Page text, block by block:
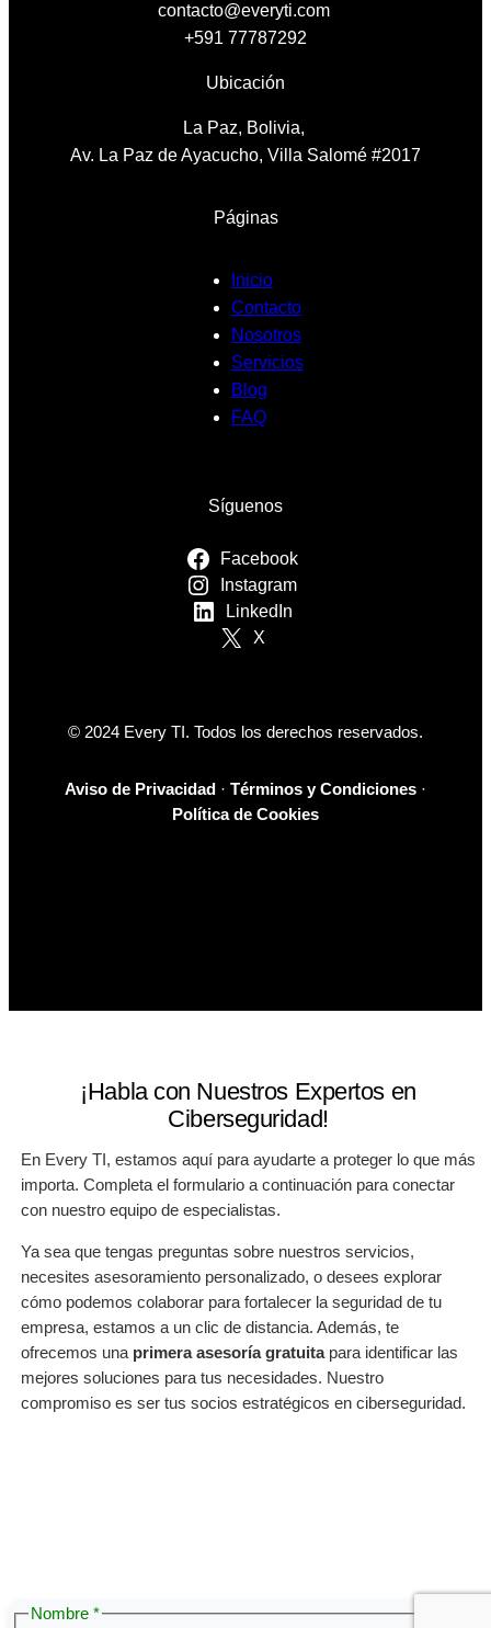
contacto@everyti.com
+591 77787292
Ubicación
La Paz, Bolivia,
Av. La Paz de Ayacucho, Villa Salomé #2017
Páginas
Inicio
Contacto
Nosotros
Servicios
Blog
FAQ
Síguenos
Facebook
Instagram
LinkedIn
X
© 2024 Every TI. Todos los derechos reservados.
Aviso de Privacidad · Términos y Condiciones ·
Política de Cookies
¡Habla con Nuestros Expertos en
Ciberseguridad!
En Every TI, estamos aquí para ayudarte a proteger lo que más
importa. Completa el formulario a continuación para conectar
con nuestro equipo de especialistas.
Ya sea que tengas preguntas sobre nuestros servicios,
necesites asesoramiento personalizado, o desees explorar
cómo podemos colaborar para fortalecer la seguridad de tu
empresa, estamos a un clic de distancia. Además, te
ofrecemos una primera asesoría gratuitapara identificar las
mejores soluciones para tus necesidades. Nuestro
compromiso es ser tus socios estratégicos en ciberseguridad.
Nombre *